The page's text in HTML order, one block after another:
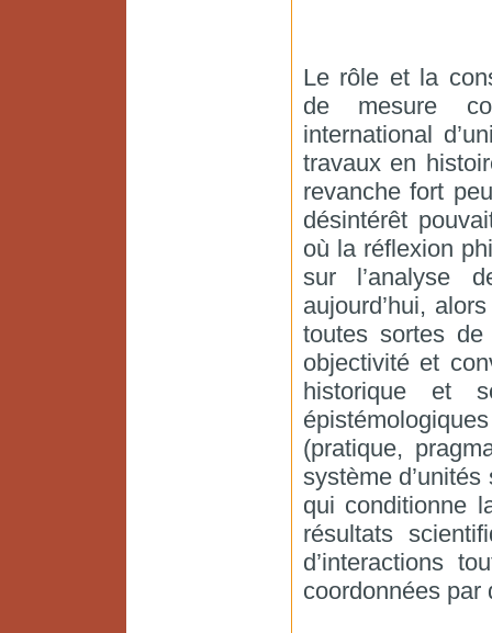
Le rôle et la
de mesure
international
travaux en
revanche fort
désintérêt
où la réflexion
sur l’analyse
aujourd’hui,
toutes sortes
objectivité et
historique et
(pratique,
système
qui conditionne
résultats
d’interactions
coordonnées par